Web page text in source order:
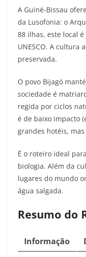
A Guiné-Bissau
da Lusofonia: o
88 ilhas, este local
UNESCO. A cultura
preservada.
O povo Bijagó
sociedade é
regida por ciclos
é de baixo impacto
grandes hotéis,
É o roteiro ideal
biologia. Além da
lugares do mundo
água salgada.
Resumo do
Informação